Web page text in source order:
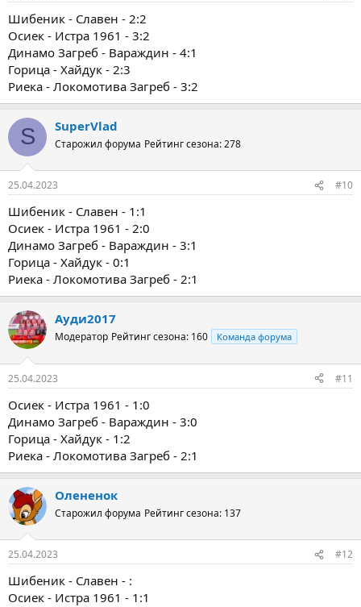
Шибеник - Славен - 2:2
Осиек - Истра 1961 - 3:2
Динамо Загреб - Вараждин - 4:1
Горица - Хайдук - 2:3
Риека - Локомотива Загреб - 3:2
S SuperVlad
Старожил форума Рейтинг сезона: 278
25.04.2023 #10
Шибеник - Славен - 1:1
Осиек - Истра 1961 - 2:0
Динамо Загреб - Вараждин - 3:1
Горица - Хайдук - 0:1
Риека - Локомотива Загреб - 2:1
Ауди2017
Модератор Рейтинг сезона: 160 Команда форума
25.04.2023 #11
Осиек - Истра 1961 - 1:0
Динамо Загреб - Вараждин - 3:0
Горица - Хайдук - 1:2
Риека - Локомотива Загреб - 2:1
Олененок
Старожил форума Рейтинг сезона: 137
25.04.2023 #12
Шибеник - Славен - :
Осиек - Истра 1961 - 1:1